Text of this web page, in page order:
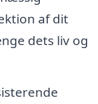
af dit
dets liv og